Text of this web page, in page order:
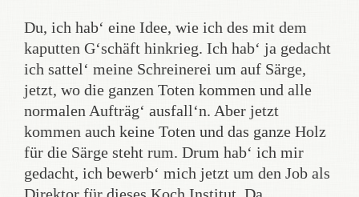
Du, ich hab‘ eine Idee, wie ich des mit dem
kaputten G‘schäft hinkrieg. Ich hab‘ ja gedacht
ich sattel‘ meine Schreinerei um auf Särge,
jetzt, wo die ganzen Toten kommen und alle
normalen Aufträg‘ ausfall‘n. Aber jetzt
kommen auch keine Toten und das ganze Holz
für die Särge steht rum. Drum hab‘ ich mir
gedacht, ich bewerb‘ mich jetzt um den Job als